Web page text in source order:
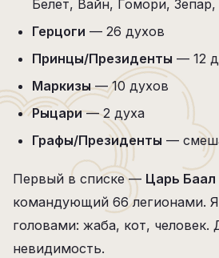
Белет, Вайн, Гомори,
Герцоги — 26 духов
Принцы/Президенты — 12
Маркизы— 10 духов
Рыцари— 2 духа
Графы/Президенты —
Первый в списке — Царь Баал
командующий 66 легионами.
головами: жаба, кот, человек.
невидимость.